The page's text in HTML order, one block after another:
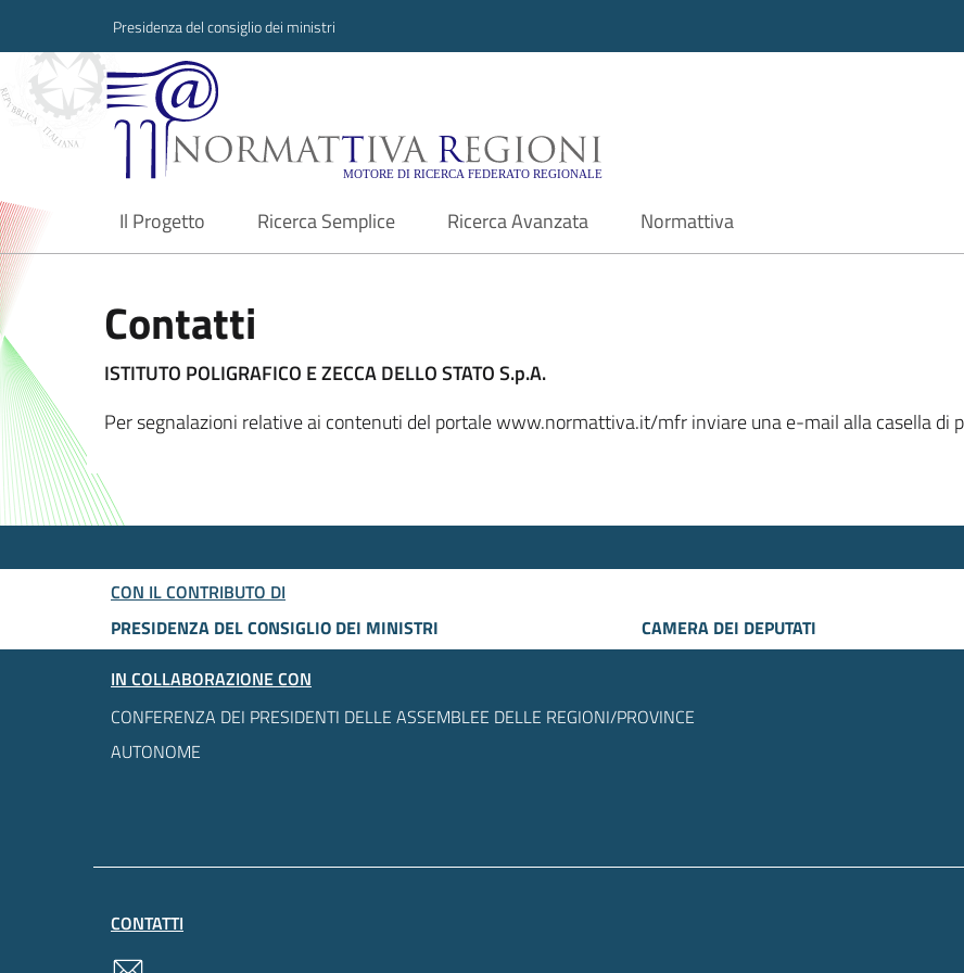
Presidenza del consiglio dei ministri
Normattiva Regioni - Motore di ricerca
Il Progetto
current Ricerca Semplice Ricerca Avanzata Normattiva
Contatti
ISTITUTO POLIGRAFICO E ZECCA DELLO STATO S.p.A.
Per segnalazioni relative ai contenuti del portale www.normattiva.it/mfr inviare una e-mail alla casella di
CON IL CONTRIBUTO DI
PRESIDENZA DEL CONSIGLIO DEI MINISTRI
CAMERA DEI DEPUTATI
IN COLLABORAZIONE CON
CONFERENZA DEI PRESIDENTI DELLE ASSEMBLEE DELLE REGIONI/PROVINCE
AUTONOME
CONTATTI